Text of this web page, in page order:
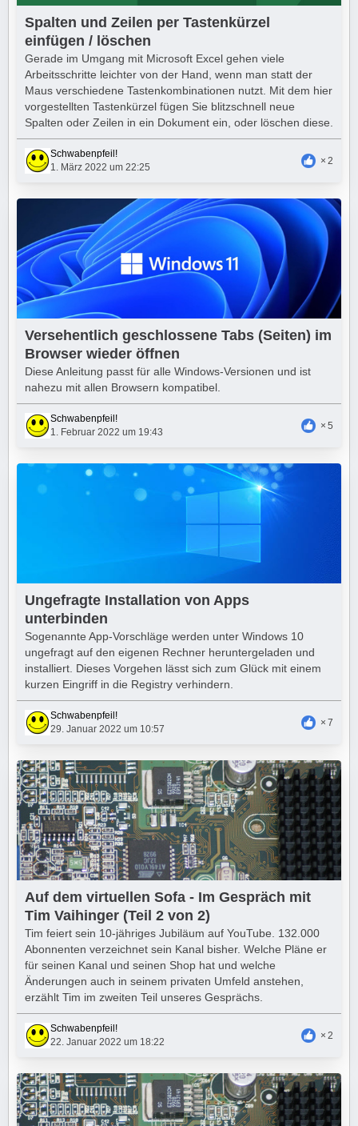
Spalten und Zeilen per Tastenkürzel
einfügen / löschen
Gerade im Umgang mit Microsoft Excel gehen viele
Arbeitsschritte leichter von der Hand, wenn man statt der
Maus verschiedene Tastenkombinationen nutzt. Mit dem hier
vorgestellten Tastenkürzel fügen Sie blitzschnell neue
Spalten oder Zeilen in ein Dokument ein, oder löschen diese.
Schwabenpfeil!
1. März 2022 um 22:25
2
Versehentlich geschlossene Tabs (Seiten) im
Browser wieder öffnen
Diese Anleitung passt für alle Windows-Versionen und ist
nahezu mit allen Browsern kompatibel.
Schwabenpfeil!
1. Februar 2022 um 19:43
5
Ungefragte Installation von Apps
unterbinden
Sogenannte App-Vorschläge werden unter Windows 10
ungefragt auf den eigenen Rechner heruntergeladen und
installiert. Dieses Vorgehen lässt sich zum Glück mit einem
kurzen Eingriff in die Registry verhindern.
Schwabenpfeil!
29. Januar 2022 um 10:57
7
Auf dem virtuellen Sofa - Im Gespräch mit
Tim Vaihinger (Teil 2 von 2)
Tim feiert sein 10-jähriges Jubiläum auf YouTube. 132.000
Abonnenten verzeichnet sein Kanal bisher. Welche Pläne er
für seinen Kanal und seinen Shop hat und welche
Änderungen auch in seinem privaten Umfeld anstehen,
erzählt Tim im zweiten Teil unseres Gesprächs.
Schwabenpfeil!
22. Januar 2022 um 18:22
2